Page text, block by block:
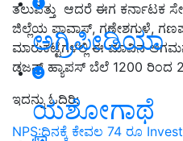
ಅಗ್ರಿಪೀಡಿಯಾ
ಯಶೋಗಾಥೆ
ತಲುಪಿತ್ತು ಆದರೆ ಈಗ ಕರ್ನಾಟಕ
ಜಿಲ್ಲೆಯ ಪಾವಾಸ್, ಗಣೇಶಗುಳೆ,
ಮಾರುಕಟ್ಟೆಗಳಲ್ಲಿ ಈ ಮಾವಿನ
ಡಜನ್ ಹ್ಯಾಪಸ್ ಬೆಲೆ 1200 ರಿಂದ
ಇದನ್ನು ಓದಿರಿ:
NPS:ದಿನಕ್ಕೆ ಕೇವಲ 74 ರೂ